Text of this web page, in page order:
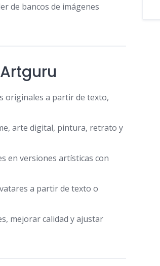
de bancos de imágenes
originales a partir de texto,
arte digital, pintura, retrato y
en versiones artísticas con
a partir de texto o
mejorar calidad y ajustar